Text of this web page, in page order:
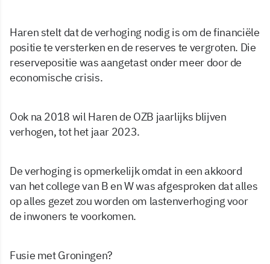
Haren stelt dat de verhoging nodig is om de financiële
positie te versterken en de reserves te vergroten. Die
reservepositie was aangetast onder meer door de
economische crisis.
Ook na 2018 wil Haren de OZB jaarlijks blijven
verhogen, tot het jaar 2023.
De verhoging is opmerkelijk omdat in een akkoord
van het college van B en W was afgesproken dat alles
op alles gezet zou worden om lastenverhoging voor
de inwoners te voorkomen.
Fusie met Groningen?